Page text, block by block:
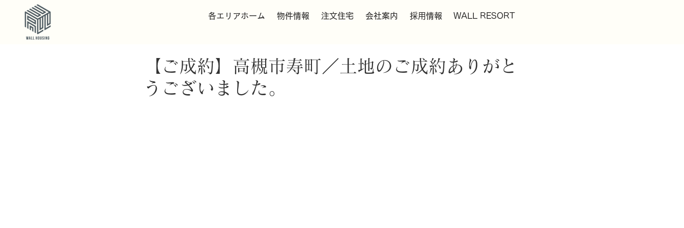
各エリアホーム 物件情報 注文住宅 会社案内 採用情報 WALL RESORT
【ご成約】高槻市寿町／土地のご成約ありがと
うございました。